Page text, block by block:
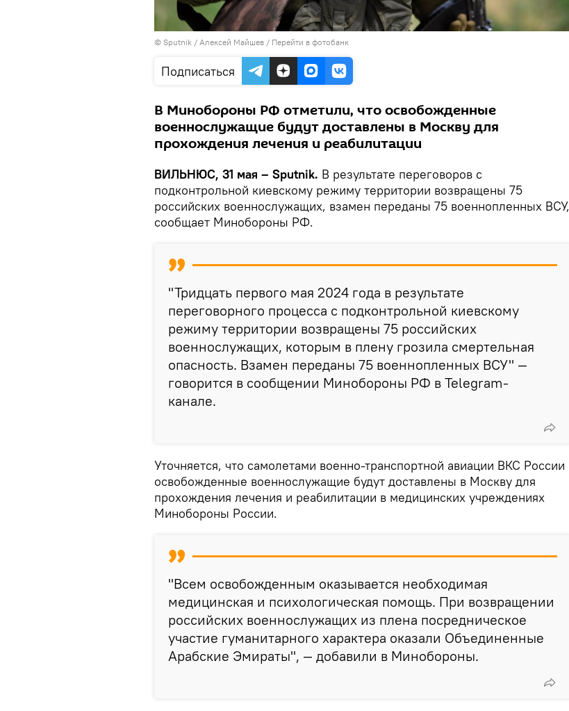
© Sputnik / Алексей Майшев / Перейти в фотобанк
Подписаться
В Минобороны РФ отметили, что освобожденные
военнослужащие будут доставлены в Москву для
прохождения лечения и реабилитации
ВИЛЬНЮС, 31 мая – Sputnik. В результате переговоров с
подконтрольной киевскому режиму территории возвращены 75
российских военнослужащих, взамен переданы 75 военнопленных ВСУ,
сообщает Минобороны РФ.
"Тридцать первого мая 2024 года в результате
переговорного процесса с подконтрольной киевскому
режиму территории возвращены 75 российских
военнослужащих, которым в плену грозила смертельная
опасность. Взамен переданы 75 военнопленных ВСУ" —
говорится в сообщении Минобороны РФ в Telegram-
канале.
Уточняется, что самолетами военно-транспортной авиации ВКС России
освобожденные военнослужащие будут доставлены в Москву для
прохождения лечения и реабилитации в медицинских учреждениях
Минобороны России.
"Всем освобожденным оказывается необходимая
медицинская и психологическая помощь. При возвращении
российских военнослужащих из плена посредническое
участие гуманитарного характера оказали Объединенные
Арабские Эмираты", — добавили в Минобороны.